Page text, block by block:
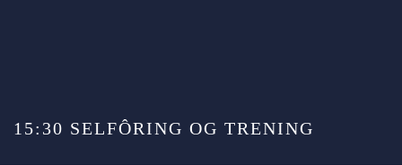
15:30 SELFÔRING OG TRENING